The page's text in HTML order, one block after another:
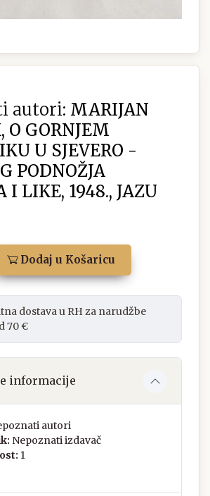
autori: MARIJAN
O GORNJEM
U SJEVERO -
PODNOŽJA
I LIKE, 1948., JAZU
Dodaj u Košaricu
dostava u RH za narudžbe
70 €
informacije
autori
Nepoznati izdavač
1